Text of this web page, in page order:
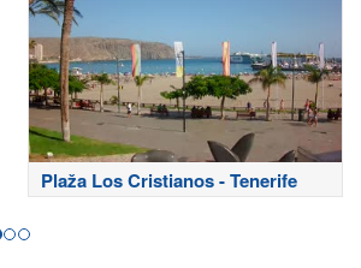
Plaža Los Cristianos - Tenerife